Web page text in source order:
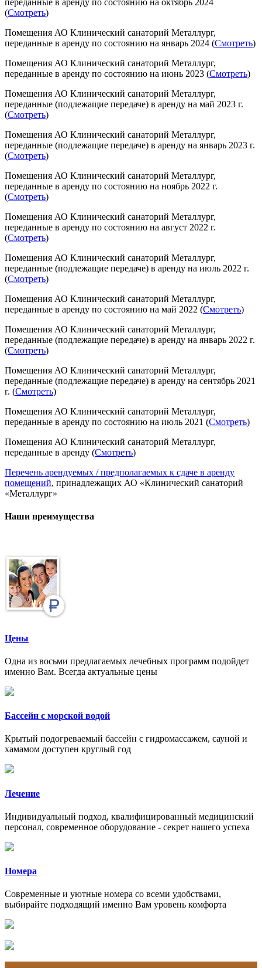
(Смотреть)
Помещения АО Клинический санаторий Металлург,
переданные в аренду по состоянию на январь 2024 (Смотреть)
Помещения АО Клинический санаторий Металлург,
переданные в аренду по состоянию на июнь 2023 (Смотреть)
Помещения АО Клинический санаторий Металлург,
переданные (подлежащие передаче) в аренду на май 2023 г.
(Смотреть)
Помещения АО Клинический санаторий Металлург,
переданные (подлежащие передаче) в аренду на январь 2023 г.
(Смотреть)
Помещения АО Клинический санаторий Металлург,
переданные в аренду по состоянию на ноябрь 2022 г.
(Смотреть)
Помещения АО Клинический санаторий Металлург,
переданные в аренду по состоянию на август 2022 г.
(Смотреть)
Помещения АО Клинический санаторий Металлург,
переданные (подлежащие передаче) в аренду на июль 2022 г.
(Смотреть)
Помещения АО Клинический санаторий Металлург,
переданные в аренду по состоянию на май 2022 (Смотреть)
Помещения АО Клинический санаторий Металлург,
переданные (подлежащие передаче) в аренду на январь 2022 г.
(Смотреть)
Помещения АО Клинический санаторий Металлург,
переданные (подлежащие передаче) в аренду на сентябрь 2021
г. (Смотреть)
Помещения АО Клинический санаторий Металлург,
переданные в аренду по состоянию на июль 2021 (Смотреть)
Помещения АО Клинический санаторий Металлург,
переданные в аренду (Смотреть)
Перечень арендуемых / предполагаемых к сдаче в аренду
помещений, принадлежащих АО «Клинический санаторий
«Металлург»
Наши преимущества
Цены
Одна из восьми предлагаемых лечебных программ подойдет
именно Вам. Всегда актуальные цены
Бассейн с морской водой
Крытый подогреваемый бассейн с гидромассажем, сауной и
хамамом доступен круглый год
Лечение
Индивидуальный подход, квалифицированный медицинский
персонал, современное оборудование - секрет нашего успеха
Номера
Современные и уютные номера со всеми удобствами,
выбирайте подходящий именно Вам уровень комфорта